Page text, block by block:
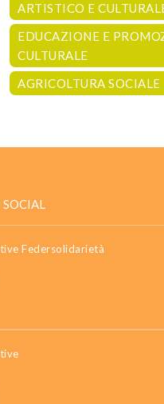
ARTISTICO E
EDUCAZIONE E
CULTURALE
AGRICOLTURA SOCIALE
SOCIAL
Federsolidarietà